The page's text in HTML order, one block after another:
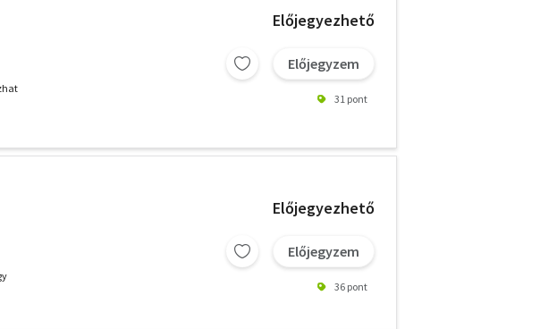
Előjegyezhető
Előjegyzem
31 pont
Előjegyezhető
Előjegyzem
36 pont